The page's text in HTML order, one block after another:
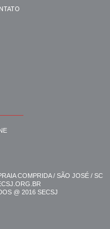
COMPRIDA / SÃO JOSÉ / SC
@ 2016 SECSJ